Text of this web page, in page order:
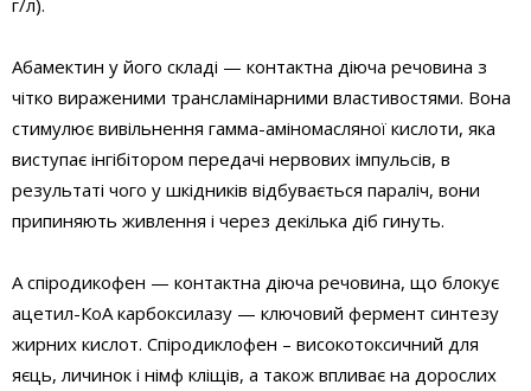
Абамектин у його складі — контактна діюча речовина з
чітко вираженими трансламінарними властивостями. Вона
стимулює вивільнення гамма-аміномасляної кислоти, яка
виступає інгібітором передачі нервових імпульсів, в
результаті чого у шкідників відбувається параліч, вони
припиняють живлення і через декілька діб гинуть.
А спіродикофен — контактна діюча речовина, що блокує
ацетил-КоА карбоксилазу — ключовий фермент синтезу
жирних кислот. Спіродиклофен – високотоксичний для
яєць, личинок і німф кліщів, а також впливає на дорослих